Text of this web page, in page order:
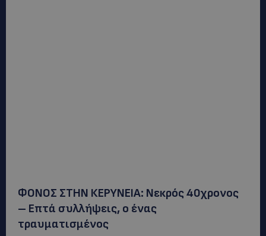
ΦΟΝΟΣ ΣΤΗΝ ΚΕΡΥΝΕΙΑ: Νεκρός 40χρονος
– Επτά συλλήψεις, ο ένας
τραυματισμένος